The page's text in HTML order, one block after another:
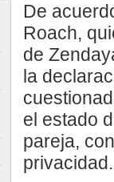
De
Roach,
de
la
el estado
pareja,
privacidad.